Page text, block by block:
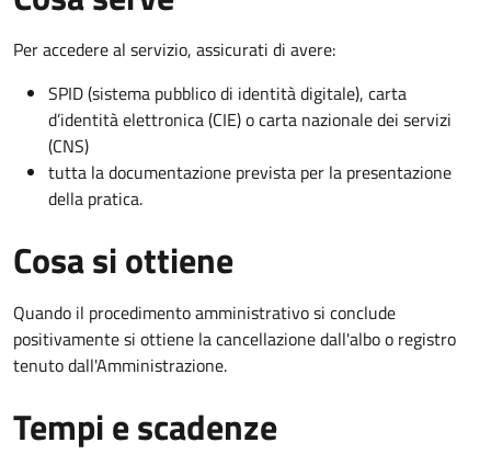
Per accedere al servizio, assicurati di avere:
SPID (sistema pubblico di identità digitale), carta
d’identità elettronica (CIE) o carta nazionale dei servizi
(CNS)
tutta la documentazione prevista per la presentazione
della pratica.
Cosa si ottiene
Quando il procedimento amministrativo si conclude
positivamente si ottiene la cancellazione dall'albo o registro
tenuto dall'Amministrazione.
Tempi e scadenze